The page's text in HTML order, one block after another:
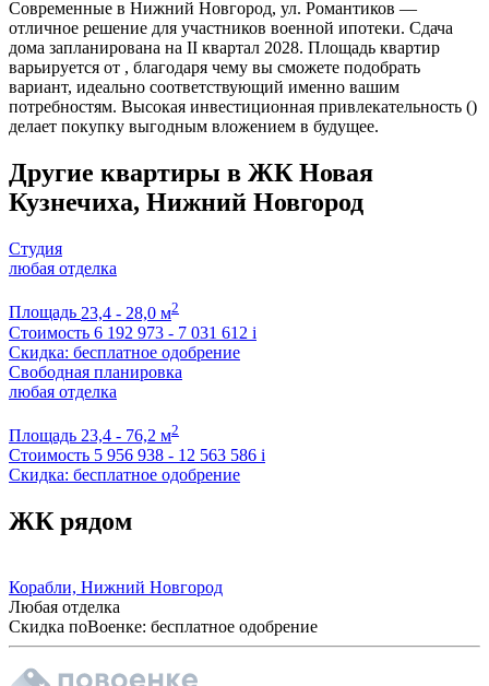
Современные в Нижний Новгород, ул. Романтиков —
отличное решение для участников военной ипотеки. Сдача
дома запланирована на II квартал 2028. Площадь квартир
варьируется от , благодаря чему вы сможете подобрать
вариант, идеально соответствующий именно вашим
потребностям. Высокая инвестиционная привлекательность ()
делает покупку выгодным вложением в будущее.
Другие квартиры в ЖК Новая
Кузнечиха, Нижний Новгород
Студия
любая отделка
Площадь 23,4 - 28,0 м2
Стоимость 6 192 973 - 7 031 612 i
Скидка: бесплатное одобрение
Свободная планировка
любая отделка
Площадь 23,4 - 76,2 м2
Стоимость 5 956 938 - 12 563 586 i
Скидка: бесплатное одобрение
ЖК рядом
Корабли, Нижний Новгород
Любая отделка
Скидка поВоенке: бесплатное одобрение